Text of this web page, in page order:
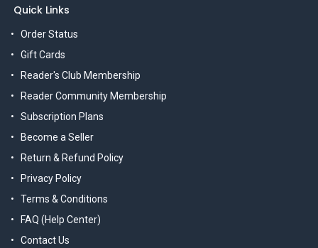
Quick Links
Order Status
Gift Cards
Reader's Club Membership
Reader Community Membership
Subscription Plans
Become a Seller
Return & Refund Policy
Privacy Policy
Terms & Conditions
FAQ (Help Center)
Contact Us